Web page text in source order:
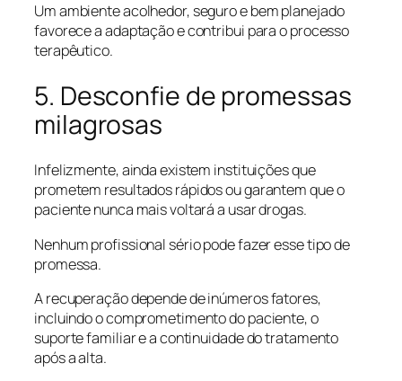
Um ambiente acolhedor, seguro e bem planejado
favorece a adaptação e contribui para o processo
terapêutico.
5. Desconfie de promessas
milagrosas
Infelizmente, ainda existem instituições que
prometem resultados rápidos ou garantem que o
paciente nunca mais voltará a usar drogas.
Nenhum profissional sério pode fazer esse tipo de
promessa.
A recuperação depende de inúmeros fatores,
incluindo o comprometimento do paciente, o
suporte familiar e a continuidade do tratamento
após a alta.